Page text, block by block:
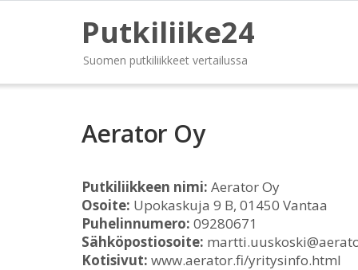
Putkiliike24
Suomen putkiliikkeet vertailussa
Aerator Oy
Putkiliikkeen nimi: Aerator Oy
Osoite: Upokaskuja 9 B, 01450 Vantaa
Puhelinnumero: 09280671
Sähköpostiosoite:
Kotisivut: www.aerator.fi/yritysinfo.html